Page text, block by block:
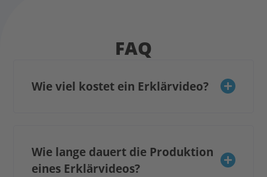
FAQ
Wie viel kostet ein Erklärvideo?
Wie lange dauert die Produktion
eines Erklärvideos?